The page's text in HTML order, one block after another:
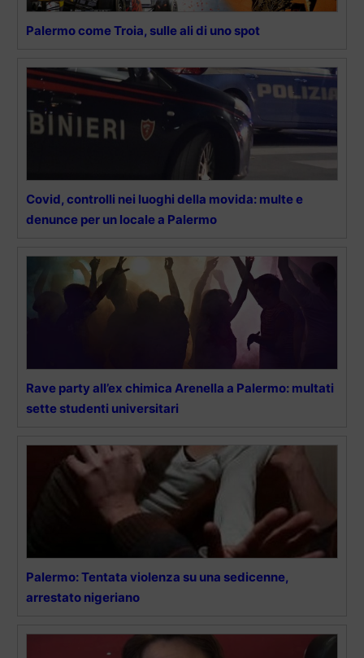
Palermo come Troia, sulle ali di uno spot
Covid, controlli nei luoghi della movida: multe e
denunce per un locale a Palermo
Rave party all’ex chimica Arenella a Palermo: multati
sette studenti universitari
Palermo: Tentata violenza su una sedicenne,
arrestato nigeriano